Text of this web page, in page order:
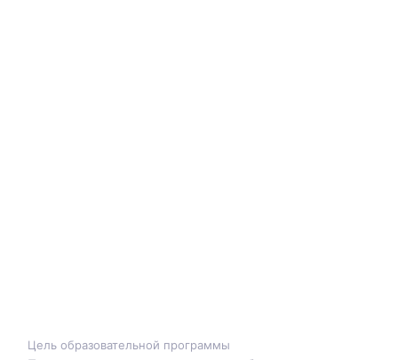
Цель образовательной программы